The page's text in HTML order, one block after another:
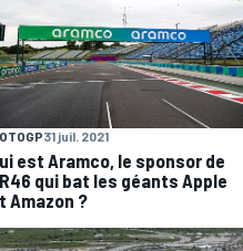
31 juil. 2021
est Aramco, le sponsor de
qui bat les géants Apple
Amazon ?